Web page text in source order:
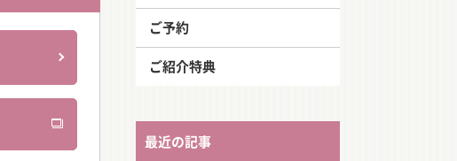
ご予約
ご紹介特典
最近の記事